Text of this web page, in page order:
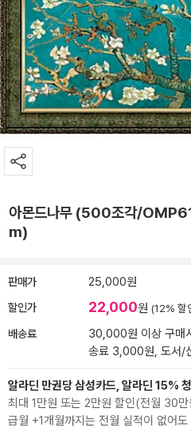
아몬드나무 (500조각/
m)
판매가 25,000원
할인가 22,000원 (12% 할
배송료
30,000원 이상 구매
송료 3,000원, 도서/
알라딘 만권당 삼성카드, 알라딘 15%
최대 1만원 또는 2만원 할인(전월 30
급월 +1개월까지는 전월 실적이 없어